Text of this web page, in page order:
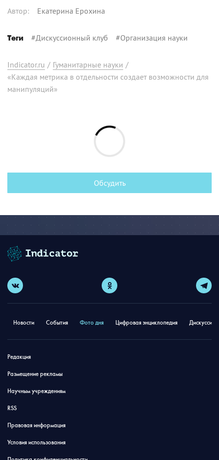
Автор: Екатерина Ерохина
Теги #Дискуссионный клуб #Организация науки
Indicator.ru / Гуманитарные науки /
«Каждая метрика в отдельности создает возможности для
манипуляций»
Обсудить
Новости События Фото дня Цифровая энциклопедия
Редакция
Размещение рекламы
Научным учреждениям
RSS
Правовая информация
Условия использования